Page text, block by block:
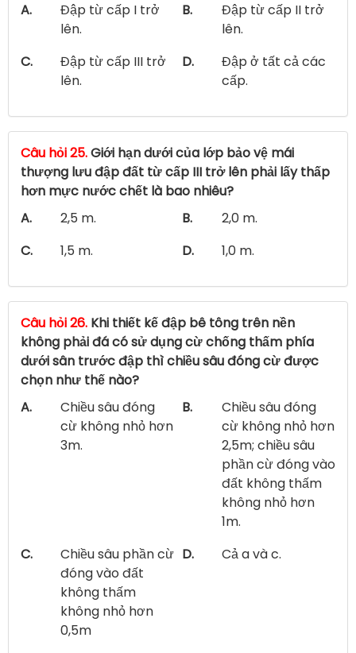
A.
Đập từ cấp I trở
lên.
B.
Đập từ cấp II trở
lên.
C.
Đập từ cấp III trở
lên.
D.
Đập ở tất cả các
cấp.
Câu hỏi 25.Giới hạn dưới của lớp bảo vệ mái
thượng lưu đập đất từ cấp III trở lên phải lấy thấp
hơn mực nước chết là bao nhiêu?
A.
2,5 m. B.
2,0 m.
C.
1,5 m. D. 1,0 m.
Câu hỏi 26. Khi thiết kế đập bê tông trên nền
không phải đá có sử dụng cừ chống thấm phía
dưới sân trước đập thì chiều sâu đóng cừ được
chọn như thế nào?
A.
Chiều sâu đóng
cừ không nhỏ hơn
3m.
B.
Chiều sâu đóng
cừ không nhỏ hơn
2,5m; chiều sâu
phần cừ đóng vào
đất không thấm
không nhỏ hơn
1m.
C.
Chiều sâu phần cừ
đóng vào đất
không thấm
không nhỏ hơn
0,5m
D. Cả a và c.